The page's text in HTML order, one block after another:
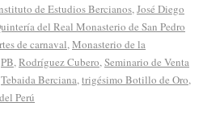
de Estudios Bercianos,José Diego
del Real Monasterio de San Pedro
de carnaval,Monasterio de la
PB,Rodríguez Cubero,Seminario de Venta
Tebaida Berciana,trigésimo Botillo de Oro,
Perú